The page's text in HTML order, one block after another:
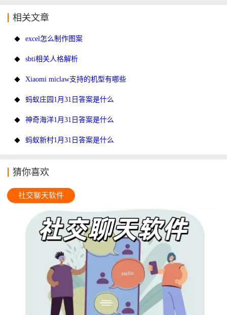
相关文章
excel怎么制作图案
sbti相关人格解析
Xiaomi miclaw支持的机型有哪些
蚂蚁庄园1月31日答案是什么
神奇海洋1月31日答案是什么
蚂蚁新村1月31日答案是什么
猜你喜欢
社交聊天软件